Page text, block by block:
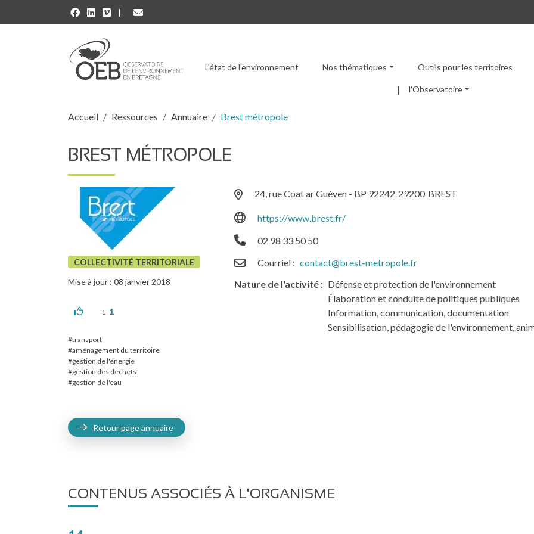
Aller au contenu principal
Menu principal
L'état de l'environnement Nos thématiques Outils pour les territoires
l'Observatoire
Fil d'Ariane
Accueil Ressources Annuaire Brest métropole
BREST MÉTROPOLE
COLLECTIVITÉ TERRITORIALE
Mise à jour : 08 janvier 2018
1 1
transport
aménagement du territoire
gestion de l'énergie
gestion des déchets
gestion de l'eau
Retour page annuaire
24, rue Coat ar Guéven - BP 92242 29200 BREST
https://www.brest.fr/
02 98 33 50 50
Courriel
contact@brest-metropole.fr
Nature de l'activité
Défense et protection de l'environnement
Élaboration et conduite de politiques publiques
Information, communication, documentation
Sensibilisation, pédagogie de l'environnement,
CONTENUS ASSOCIÉS À L'ORGANISME